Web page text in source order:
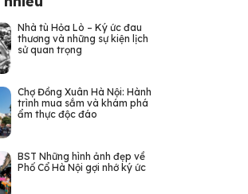
Nhà tù Hỏa Lò – Ký ức đau
thương và những sự kiện lịch
sử quan trọng
Chợ Đồng Xuân Hà Nội: Hành
trình mua sắm và khám phá
ẩm thực độc đáo
BST Những hình ảnh đẹp về
Phố Cổ Hà Nội gợi nhớ ký ức